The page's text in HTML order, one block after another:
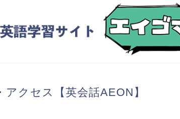
クセス【英会話AEON】